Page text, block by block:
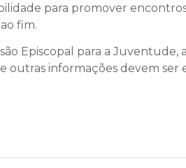
para promover
fim.
Episcopal para a
outras informações devem ser